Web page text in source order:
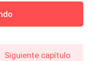
Siguiente capítulo